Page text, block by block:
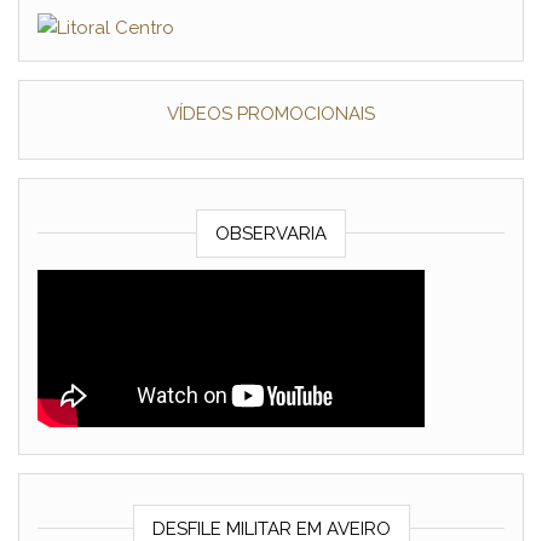
VÍDEOS PROMOCIONAIS
OBSERVARIA
DESFILE MILITAR EM AVEIRO